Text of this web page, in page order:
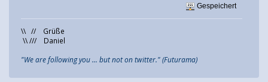
Gespeichert
\\ // Grüße
\\ /// Daniel
"We are following you ... but not on twitter." (Futurama)